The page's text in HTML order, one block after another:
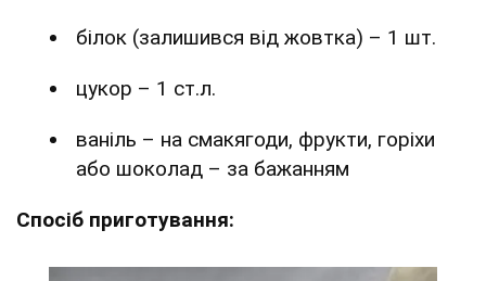
білок (залишився від жовтка) – 1 шт.
цукор – 1 ст.л.
ваніль – на смакягоди, фрукти, горіхи
або шоколад – за бажанням
Спосіб приготування: